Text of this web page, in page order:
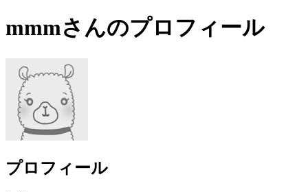
mmmさんのプロフィール
プロフィール